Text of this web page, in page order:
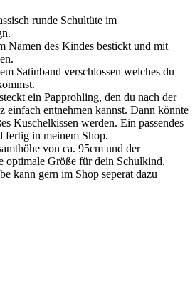
runde Schultüte im
Namen des Kindes bestickt und mit
Satinband verschlossen welches du
ein Papprohling, den du nach der
einfach entnehmen kannst. Dann könnte
Kuschelkissen werden. Ein passendes
fertig in meinem Shop.
von ca. 95cm und der
optimale Größe für dein Schulkind.
kann gern im Shop seperat dazu